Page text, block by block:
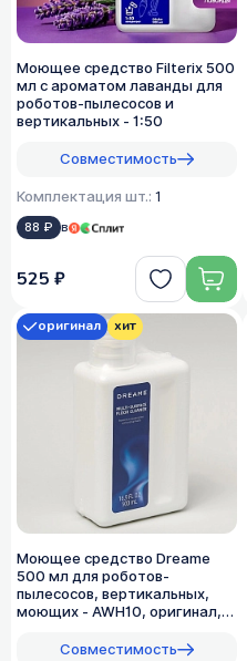
Моющее средство Filterix 500
мл с ароматом лаванды для
роботов-пылесосов и
вертикальных - 1:50
Совместимость
Комплектация шт.: 1
88 ₽ в
525 ₽
Моющее средство Dreame
500 мл для роботов-
пылесосов, вертикальных,
моющих - AWH10, оригинал,
Совместимость
оригинал хит